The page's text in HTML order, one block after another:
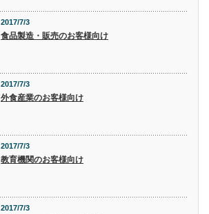
2017/7/3
食品製造・販売のお客様向け
2017/7/3
外食産業のお客様向け
2017/7/3
教育機関のお客様向け
2017/7/3